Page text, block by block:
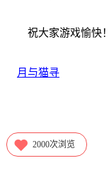
祝大家游戏愉快！
月与猫寻
2000次浏览